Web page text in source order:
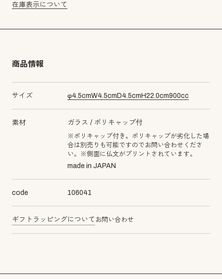
在庫表示について
商品情報
サイズ φ4.5cmW4.5cm D4.5cm H22.0cm900cc
素材 ガラス ポリキャップ付
※ポリキャップ付き。ポリキャップが劣化した場
合は別売りも可能ですのでお問い合わせくださ
い。※側面に仏文がプリントされています。
made in JAPAN
code 106041
ギフトラッピングについて お問い合わせ